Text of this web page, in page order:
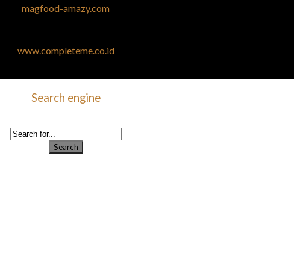
magfood-amazy.com
www.completeme.co.id
Search engine
Search